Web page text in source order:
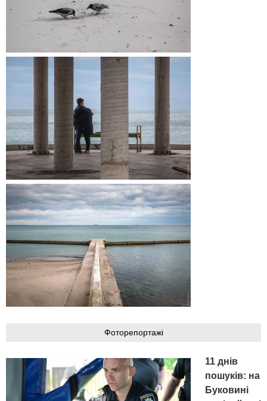
Фоторепортажі
11 днів
пошуків: на
Буковині